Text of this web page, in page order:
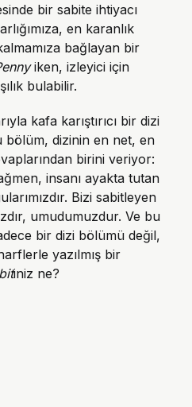
bir sabite ihtiyacı
en karanlık
bağlayan bir
iken, izleyici için
bulabilir.
kafa karıştırıcı bir dizi
dizinin en net, en
birini veriyor:
insanı ayakta tutan
Bizi sabitleyen
umudumuzdur. Ve bu
bir dizi bölümü değil,
yazılmış bir
iniz ne?